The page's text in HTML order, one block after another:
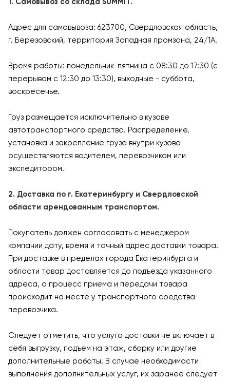
Адрес для самовывоза: 623700, Свердловская область,
г. Березовский, территория Западная промзона, 24/1А.
Время работы: понедельник-пятница с 08:30 до 17:30 (с
перерывом с 12:30 до 13:30), выходные - суббота,
воскресенье.
Груз размещается исключительно в кузове
автотранспортного средства. Распределение,
установка и закрепление груза внутри кузова
осуществляются водителем, перевозчиком или
экспедитором.
2. Доставка по г. Екатеринбургу и Свердловской
области арендованным транспортом.
Покупатель должен согласовать с менеджером
компании дату, время и точный адрес доставки товара.
При доставке в пределах города Екатеринбурга и
области товар доставляется до подъезда указанного
адреса, а процесс приема и передачи товара
происходит на месте у транспортного средства
перевозчика.
Следует отметить, что услуга доставки не включает в
себя выгрузку, подъем на этаж, сборку или другие
дополнительные работы. В случае необходимости
выполнения дополнительных услуг, их заранее следует